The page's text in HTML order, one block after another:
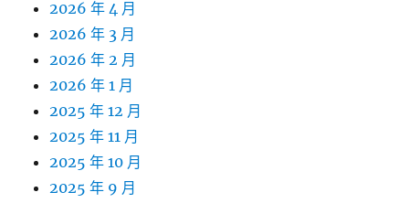
2026 年 4 月
2026 年 3 月
2026 年 2 月
2026 年 1 月
2025 年 12 月
2025 年 11 月
2025 年 10 月
2025 年 9 月